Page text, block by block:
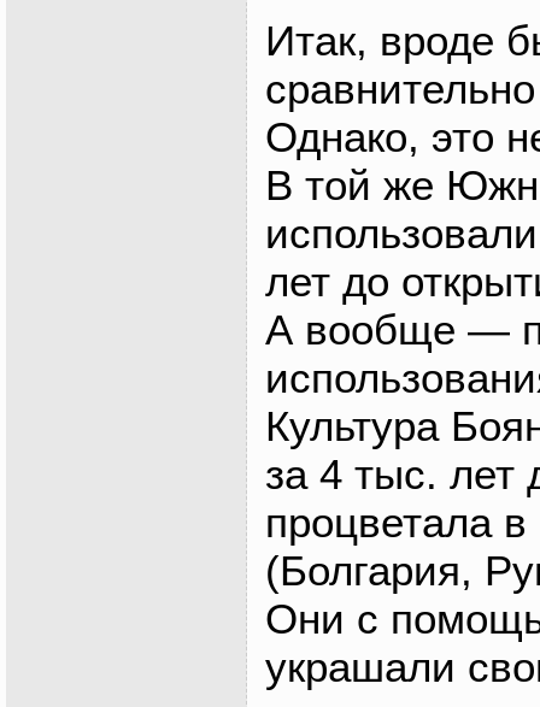
Итак, вроде
Однако, это
В той же
лет до
А вообще —
Культура
за 4 тыс.
процветала
(Болгария,
Они с
украшали